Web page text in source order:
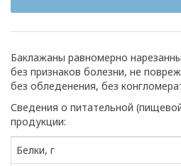
Баклажаны равномерно
без признаков болезни, не
без обледенения, без
Сведения о питательной
продукции:
Белки, г